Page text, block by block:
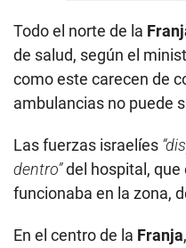
Todo el norte de la
de salud, según el
como este carecen de
ambulancias no puede
Las fuerzas israelíes
dentro”del hospital, que
funcionaba en la zona,
En el centro de la Franja